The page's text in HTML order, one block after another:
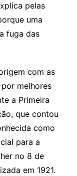
pelas
uma
fuga das
com as
melhores
a Primeira
que contou
como
para a
no 8 de
em 1921.